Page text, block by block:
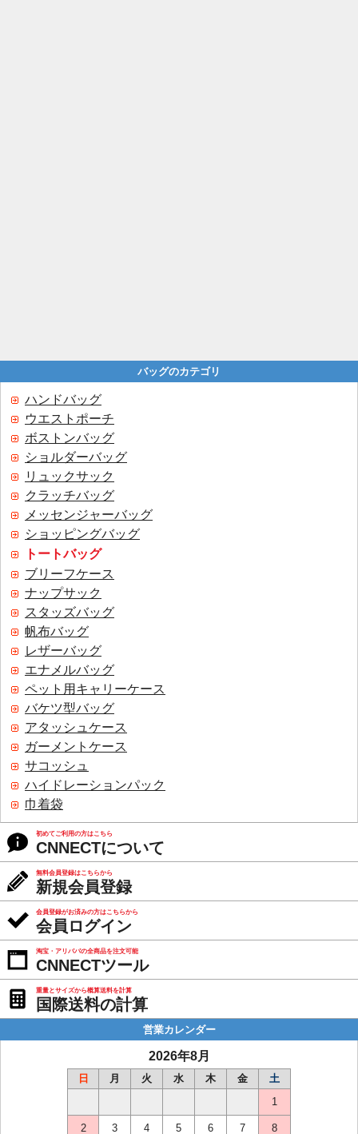
バッグのカテゴリ
ハンドバッグ
ウエストポーチ
ボストンバッグ
ショルダーバッグ
リュックサック
クラッチバッグ
メッセンジャーバッグ
ショッピングバッグ
トートバッグ
ブリーフケース
ナップサック
スタッズバッグ
帆布バッグ
レザーバッグ
エナメルバッグ
ペット用キャリーケース
バケツ型バッグ
アタッシュケース
ガーメントケース
サコッシュ
ハイドレーションパック
巾着袋
初めてご利用の方はこちら
CNNECTについて
無料会員登録はこちらから
新規会員登録
会員登録がお済みの方はこちらから
会員ログイン
淘宝・アリババの全商品を注文可能
CNNECTツール
重量とサイズから概算送料を計算
国際送料の計算
営業カレンダー
2026年8月
日 月 火 水 木 金
土
1
2 3 4 5 6 7 8